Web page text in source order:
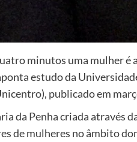
minutos uma mulher é
estudo da
publicado em
da Penha criada através
de mulheres no âmbito